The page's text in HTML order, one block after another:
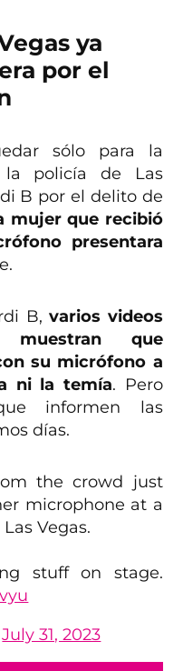
ya
por el
sólo para la
la policía de Las
B por el delito de
mujer que recibió
presentara
B,varios videos
que
su micrófono a
ni la temía. Pero
informen las
días.
the crowd just
microphone at a
Vegas.
stuff on stage.
July 31, 2023